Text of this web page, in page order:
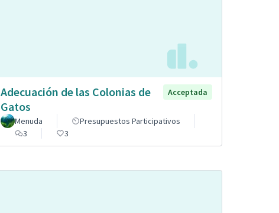
Adecuación de las Colonias de
Gatos
Acceptada
Menuda
Presupuestos Participativos
3
3